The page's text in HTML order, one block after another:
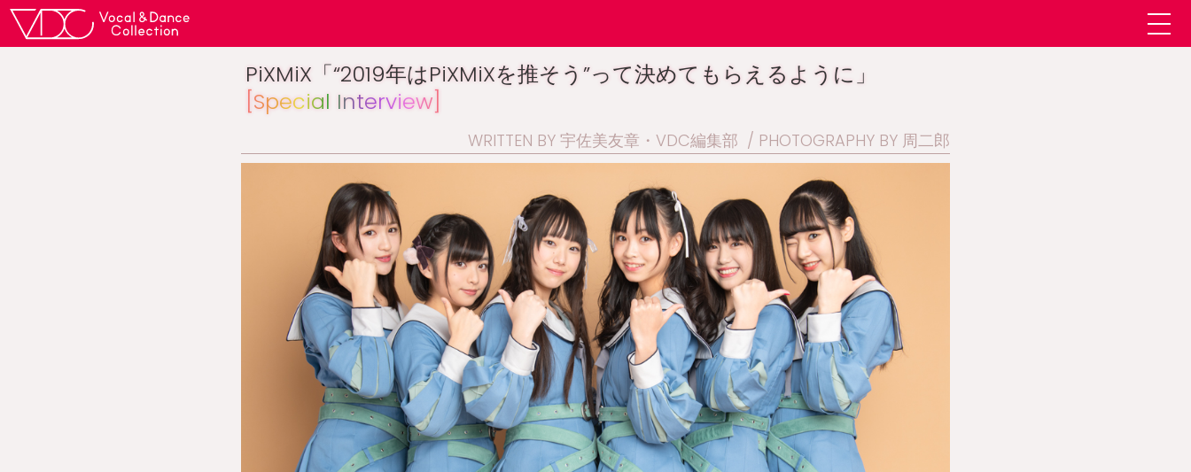
PiXMiX「“2019年はPiXMiXを推そう”って決めてもらえるように」
[Special Interview]
WRITTEN BY 宇佐美友章・VDC編集部 PHOTOGRAPHY BY 周二郎